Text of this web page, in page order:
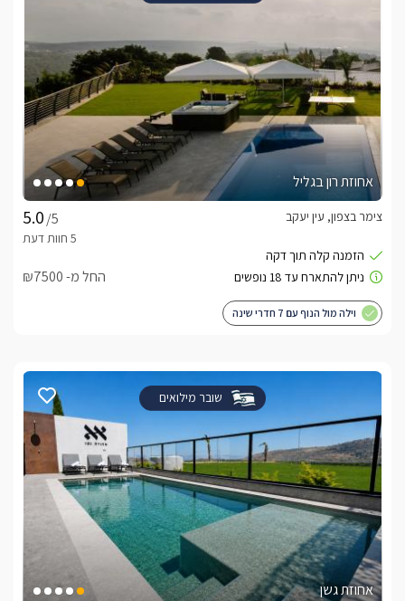
אחוזת רון בגליל
/5
צימר בצפון, עין יעקב
החל מ- ₪7500
וילה מול הנוף עם 7 חדרי שינה
שובר מילואים
אחוזת גשן